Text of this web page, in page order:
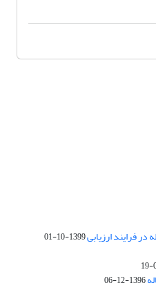
فرایند ارزیابی1399-10-01
1396-12-06